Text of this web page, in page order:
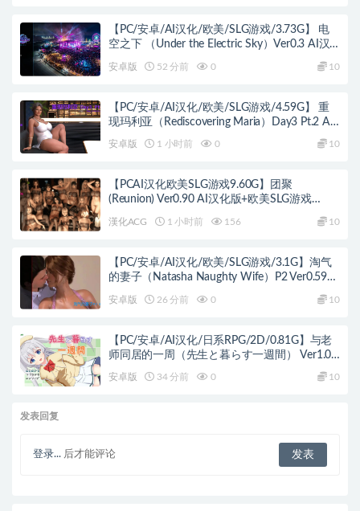
【PC/安卓/AI汉化/欧美/SLG游戏/3.73G】 电
空之下 （Under the Electric Sky）Ver0.3 AI汉
安卓版 52 分前 0 10
【PC/安卓/AI汉化/欧美/SLG游戏/4.59G】 重
现玛利亚（Rediscovering Maria）Day3 Pt.2 AI
安卓版 1 小时前 0 10
【PCAI汉化欧美SLG游戏9.60G】团聚
(Reunion) Ver0.90 AI汉化版+欧美SLG游戏
漢化ACG 1 小时前 156 10
【PC/安卓/AI汉化/欧美/SLG游戏/3.1G】淘气
的妻子（Natasha Naughty Wife）P2 Ver0.59
安卓版 26 分前 0 10
【PC/安卓/AI汉化/日系RPG/2D/0.81G】与老
师同居的一周（先生と暮らす一週間） Ver1.01
安卓版 34 分前 0 10
发表回复
登录... 后才能评论